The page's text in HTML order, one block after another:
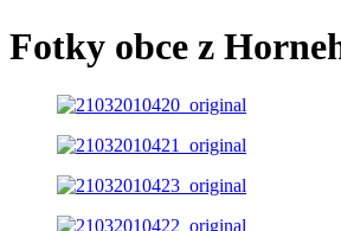
Fotky obce z